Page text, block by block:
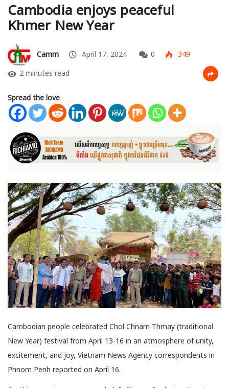
Cambodia enjoys peaceful
Khmer New Year
Camm April 17, 2024 0
349
2 minutes read
Spread the love
Cambodian people celebrated Chol Chnam Thmay (traditional
New Year) festival from April 13-16 in an atmosphere of unity,
excitement, and joy, Vietnam News Agency correspondents in
Phnom Penh reported on April 16.